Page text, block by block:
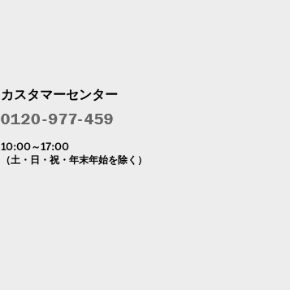
カスタマーセンター
10:00～17:00
（土・日・祝・年末年始を除く）